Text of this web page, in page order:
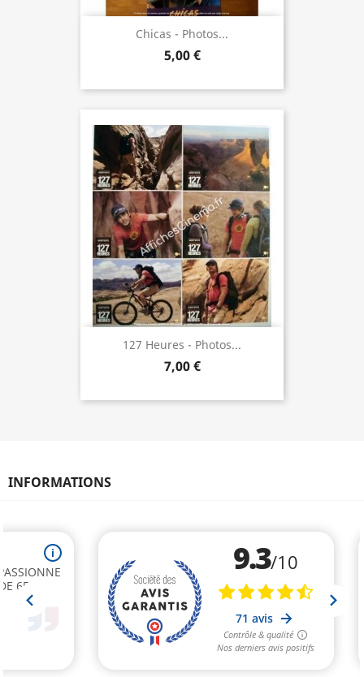
Chicas - Photos...
5,00 €
127 Heures - Photos...
7,00 €
INFORMATIONS